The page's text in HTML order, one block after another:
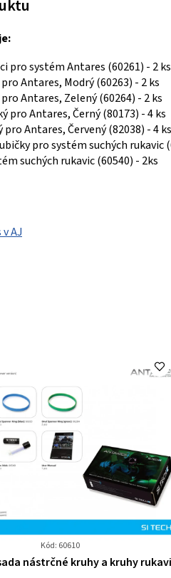
pro systém Antares (60261) - 2 ks
Antares, Modrý (60263) - 2 ks
Antares, Zelený (60264) - 2 ks
pro Antares, Černý (80173) - 4 ks
Antares, Červený (82038) - 4 ks
pro systém suchých rukavic
suchých rukavic (60540) - 2ks
AJ
Kód: 60610
Průměrné
nástrčné kruhy a kruhy